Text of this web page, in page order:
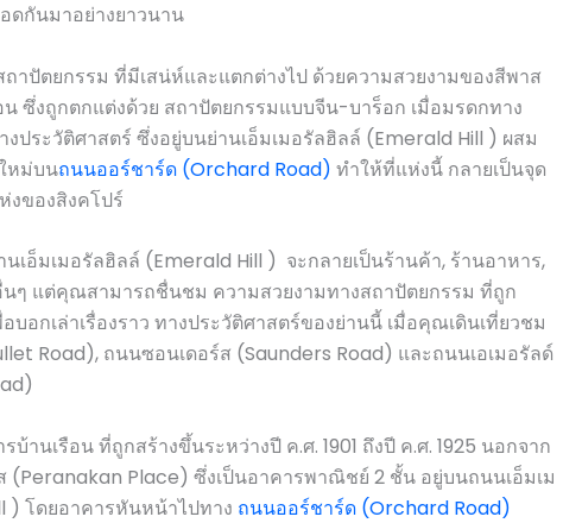
ดกันมาอย่างยาวนาน
าปัตยกรรม ที่มีเสน่ห์และแตกต่างไป ด้วยความสวยงามของสีพาส
น ซึ่งถูกตกแต่งด้วย สถาปัตยกรรมแบบจีน-บาร็อก เมื่อมรดกทาง
ระวัติศาสตร์ ซึ่งอยู่บนย่านเอ็มเมอรัลฮิลล์ (Emerald Hill ) ผสม
หม่บนถนนออร์ชาร์ด (Orchard Road) ทำให้ที่แห่งนี้ กลายเป็นจุด
งของสิงคโปร์
เอ็มเมอรัลฮิลล์ (Emerald Hill ) จะกลายเป็นร้านค้า, ร้านอาหาร,
ๆ แต่คุณสามารถชื่นชม ความสวยงามทางสถาปัตยกรรม ที่ถูก
บอกเล่าเรื่องราว ทางประวัติศาสตร์ของย่านนี้ เมื่อคุณเดินเที่ยวชม
Road), ถนนซอนเดอร์ส (Saunders Road) และถนนเอเมอรัลด์
บ้านเรือน ที่ถูกสร้างขึ้นระหว่างปี ค.ศ. 1901 ถึงปี ค.ศ. 1925 นอกจาก
(Peranakan Place) ซึ่งเป็นอาคารพาณิชย์ 2 ชั้น อยู่บนถนนเอ็มเม
) โดยอาคารหันหน้าไปทาง ถนนออร์ชาร์ด (Orchard Road)